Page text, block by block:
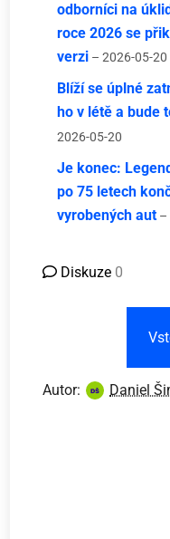
odborníci na
roce 2026 se
verzi – 2026-05-20
Blíží se úplné
ho v létě a bude
2026-05-20
Je konec:
po 75 letech
vyrobených aut –
Diskuze 0
Autor: Daniel